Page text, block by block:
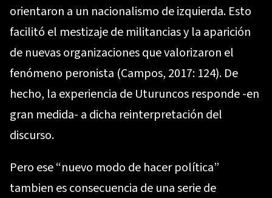
orientaron a un nacionalismo de izquierda. Esto
facilitó el mestizaje de militancias y la aparición
de nuevas organizaciones que valorizaron el
fenómeno peronista (Campos, 2017: 124). De
hecho, la experiencia de Uturuncos responde -en
gran medida- a dicha reinterpretación del
discurso.
Pero ese “nuevo modo de hacer política”
tambien es consecuencia de una serie de